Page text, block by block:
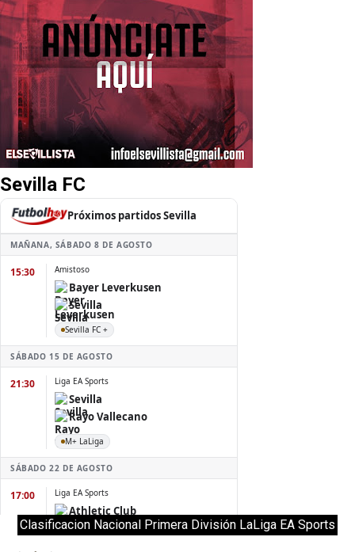
Sevilla FC
Clasificacion Nacional Primera División LaLiga EA Sports